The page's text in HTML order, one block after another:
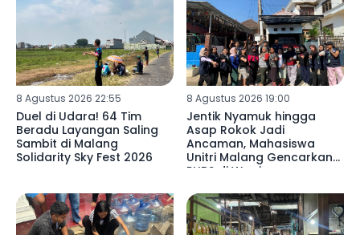
8 Agustus 2026 22:55
Duel di Udara! 64 Tim
Beradu Layangan Saling
Sambit di Malang
Solidarity Sky Fest 2026
8 Agustus 2026 19:00
Jentik Nyamuk hingga
Asap Rokok Jadi
Ancaman, Mahasiswa
Unitri Malang Gencarkan
PHBS di Wagir